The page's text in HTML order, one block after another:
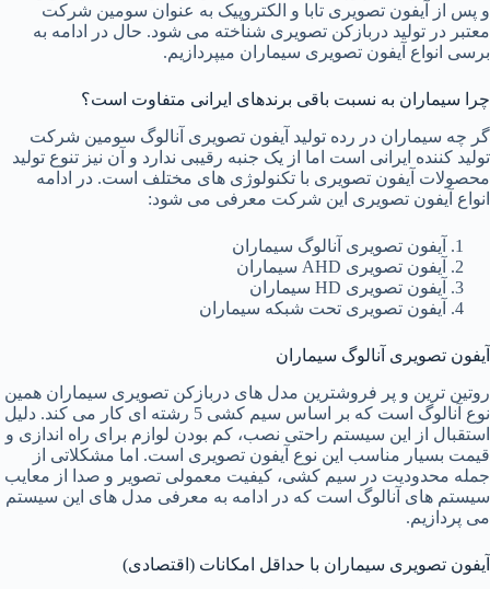
و پس از آیفون تصویری تابا و الکتروپیک به عنوان سومین شرکت
معتبر در تولید دربازکن تصویری شناخته می شود. حال در ادامه به
برسی انواع آیفون تصویری سیماران میپردازیم.
چرا سیماران به نسبت باقی برندهای ایرانی متفاوت است؟
گر چه سیماران در رده تولید آیفون تصویری آنالوگ سومین شرکت
تولید کننده ایرانی است اما از یک جنبه رقیبی ندارد و آن نیز تنوع تولید
محصولات آیفون تصویری با تکنولوژی های مختلف است. در ادامه
انواع آیفون تصویری این شرکت معرفی می شود:
آیفون تصویری آنالوگ سیماران
آیفون تصویری AHD سیماران
آیفون تصویری HD سیماران
آیفون تصویری تحت شبکه سیماران
آیفون تصویری آنالوگ سیماران
روتین ترین و پر فروشترین مدل های دربازکن تصویری سیماران همین
نوع آنالوگ است که بر اساس سیم کشی 5 رشته ای کار می کند. دلیل
استقبال از این سیستم راحتی نصب، کم بودن لوازم برای راه اندازی و
قیمت بسیار مناسب این نوع آیفون تصویری است. اما مشکلاتی از
جمله محدودیت در سیم کشی، کیفیت معمولی تصویر و صدا از معایب
سیستم های آنالوگ است که در ادامه به معرفی مدل های این سیستم
می پردازیم.
آیفون تصویری سیماران با حداقل امکانات (اقتصادی)